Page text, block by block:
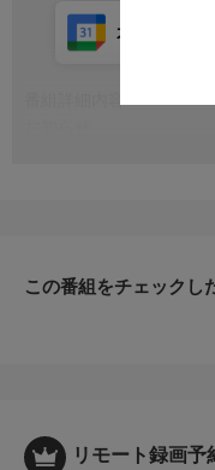
カレンダー登
＊ライブ放送につき、番
この番組をチェックし
リモート録画予